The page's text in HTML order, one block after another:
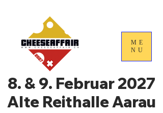
ME
NU
8. & 9. Februar 2027
Alte Reithalle Aarau